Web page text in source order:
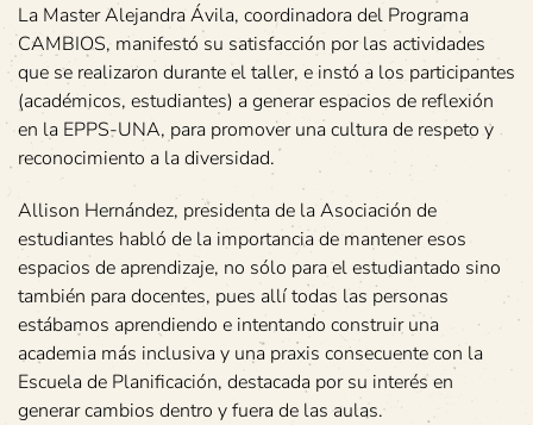
La Master Alejandra Ávila, coordinadora del Programa
CAMBIOS, manifestó su satisfacción por las actividades
que se realizaron durante el taller, e instó a los participantes
(académicos, estudiantes) a generar espacios de reflexión
en la EPPS-UNA, para promover una cultura de respeto y
reconocimiento a la diversidad.
Allison Hernández, presidenta de la Asociación de
estudiantes habló de la importancia de mantener esos
espacios de aprendizaje, no sólo para el estudiantado sino
también para docentes, pues allí todas las personas
estábamos aprendiendo e intentando construir una
academia más inclusiva y una praxis consecuente con la
Escuela de Planificación, destacada por su interés en
generar cambios dentro y fuera de las aulas.